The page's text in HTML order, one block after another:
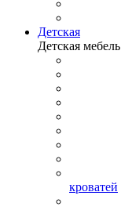
Детская
Детская мебель
кроватей